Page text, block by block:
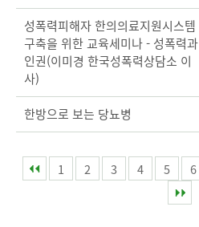
성폭력피해자 한의의료지원시스템
구축을 위한 교육세미나 - 성폭력과
인권(이미경 한국성폭력상담소 이
사)
한방으로 보는 당뇨병
1 2 3 4 5 6